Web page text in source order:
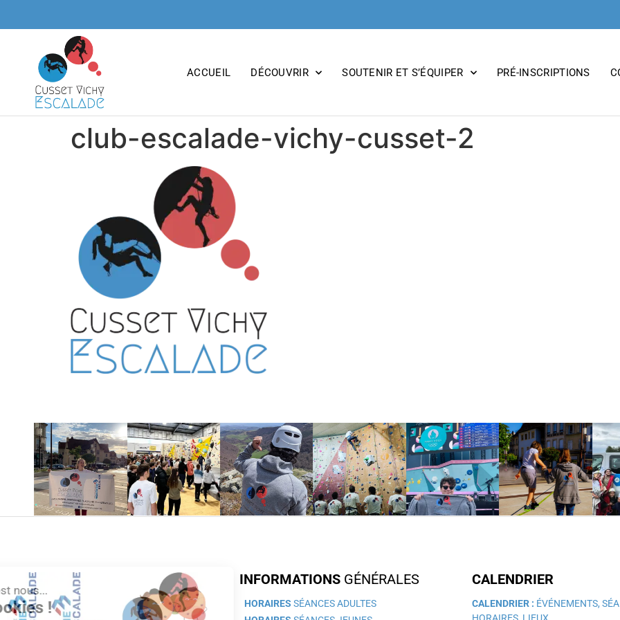
ACCUEIL DÉCOUVRIR SOUTENIR ET S’ÉQUIPER PRÉ-INSCRIPTIONS
club-escalade-vichy-cusset-2
INFORMATIONS GÉNÉRALES
HORAIRES SÉANCES ADULTES
CALENDRIER
CALENDRIER : ÉVÉNEMENTS,
Salut c'est nous...
les Cookies !